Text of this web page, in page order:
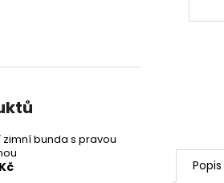
zimní bunda s pravou
Popis